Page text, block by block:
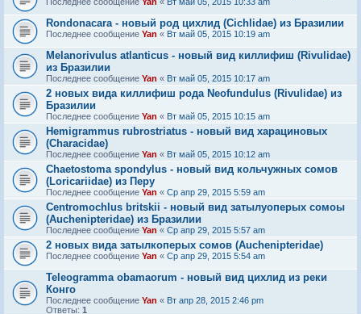
Rondonacara - новый род цихлид (Cichlidae) из Бразилии
Последнее сообщение Yan « Вт май 05, 2015 10:19 am
Melanorivulus atlanticus - новый вид киллифиш (Rivulidae)
из Бразилии
Последнее сообщение Yan « Вт май 05, 2015 10:17 am
2 новых вида киллифиш рода Neofundulus (Rivulidae) из
Бразилии
Последнее сообщение Yan « Вт май 05, 2015 10:15 am
Hemigrammus rubrostriatus - новый вид харациновых
(Characidae)
Последнее сообщение Yan « Вт май 05, 2015 10:12 am
Chaetostoma spondylus - новый вид кольчужных сомов
(Loricariidae) из Перу
Последнее сообщение Yan « Ср апр 29, 2015 5:59 am
Centromochlus britskii - новый вид затылуоперых сомоы
(Auchenipteridae) из Бразилии
Последнее сообщение Yan « Ср апр 29, 2015 5:57 am
2 новых вида затылкоперых сомов (Auchenipteridae)
Последнее сообщение Yan « Ср апр 29, 2015 5:54 am
Teleogramma obamaorum - новый вид цихлид из реки
Конго
Последнее сообщение Yan « Вт апр 28, 2015 2:46 pm
Ответы: 1